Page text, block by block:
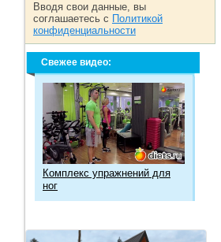
Вводя свои данные, вы
соглашаетесь с Политикой
конфиденциальности
Свежее видео:
Комплекс упражнений для
ног